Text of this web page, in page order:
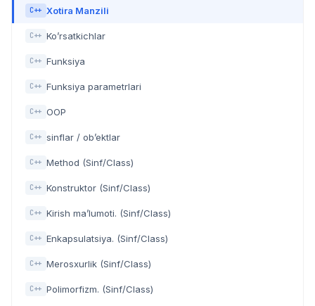
C++ Xotira Manzili
C++ Ko’rsatkichlar
C++ Funksiya
C++ Funksiya parametrlari
C++ OOP
C++ sinflar / ob’ektlar
C++ Method (Sinf/Class)
C++ Konstruktor (Sinf/Class)
C++ Kirish ma’lumoti. (Sinf/Class)
C++ Enkapsulatsiya. (Sinf/Class)
C++ Merosxurlik (Sinf/Class)
C++ Polimorfizm. (Sinf/Class)